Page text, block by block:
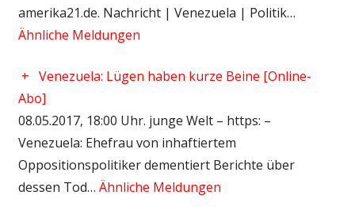
amerika21.de. Nachricht | Venezuela | Politik…
Ähnliche Meldungen
+ Venezuela: Lügen haben kurze Beine [Online-
Abo]
08.05.2017, 18:00 Uhr. junge Welt – https: –
Venezuela: Ehefrau von inhaftiertem
Oppositionspolitiker dementiert Berichte über
dessen Tod… Ähnliche Meldungen